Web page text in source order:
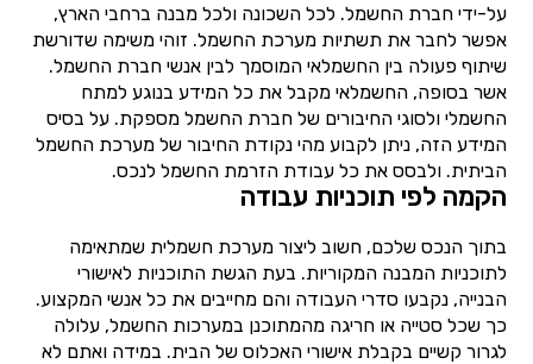
על-ידי חברת החשמל. לכל השכונה ולכל מבנה ברחבי הארץ,
אפשר לחבר את תשתיות מערכת החשמל. זוהי משימה שדורשת
שיתוף פעולה בין החשמלאי המוסמך לבין אנשי חברת החשמל.
אשר בסופה, החשמלאי מקבל את כל המידע בנוגע למתח
החשמלי ולסוגי החיבורים של חברת החשמל מספקת. על בסיס
המידע הזה, ניתן לקבוע מהי נקודת החיבור של מערכת החשמל
הביתית. ולבסס את כל עבודת הזרמת החשמל לנכס.
הקמה לפי תוכניות עבודה
בתוך הנכס שלכם, חשוב ליצור מערכת חשמלית שמתאימה
לתוכניות המבנה המקוריות. בעת הגשת התוכניות לאישורי
הבנייה, נקבעו סדרי העבודה והם מחייבים את כל אנשי המקצוע.
כך שכל סטייה או חריגה מהמתוכנן במערכות החשמל, עלולה
לגרור קשיים בקבלת אישורי האכלוס של הבית. במידה ואתם לא